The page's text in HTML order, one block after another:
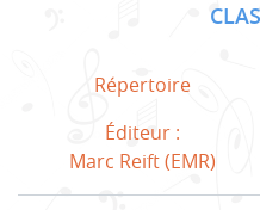
Répertoire
Éditeur :
Marc Reift (EMR)